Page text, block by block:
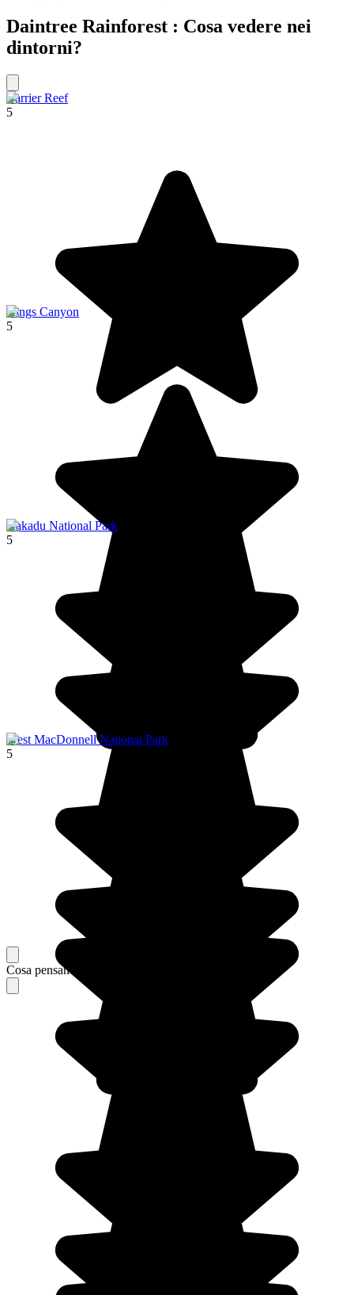
Daintree Rainforest : Cosa vedere nei
dintorni?
Barrier Reef
5
Kings Canyon
5
Kakadu National Park
5
West MacDonnell National Park
5
Cosa pensano i nostri viaggiatori del loro soggiorno